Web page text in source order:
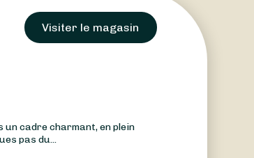
Visiter le magasin
un cadre charmant, en plein
pas du...